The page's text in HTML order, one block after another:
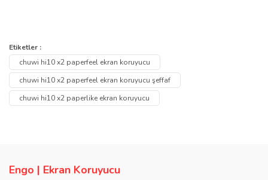
Yorum Yaz
konularda yetersiz gördüğünüz noktaları öneri formunu kullanarak
tarafımıza iletebilirsiniz.
Görüş ve önerileriniz için teşekkür ederiz.
Ürün resmi kalitesiz, bozuk veya görüntülenemiyor.
Ürün fiyatı diğer sitelerden daha pahalı.
Soru Sor
Etiketler :
chuwi hi10 x2 paperfeel ekran koruyucu
chuwi hi10 x2 paperfeel ekran koruyucu şeffaf
chuwi hi10 x2 paperlike ekran koruyucu
Engo | Ekran Koruyucu